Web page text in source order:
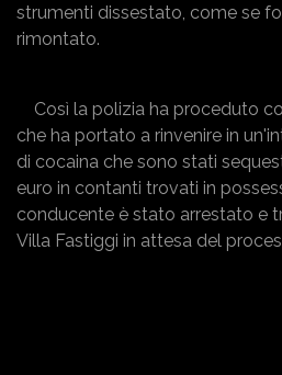
strumenti dissestato, come se
rimontato.
Così la polizia ha proceduto
che ha portato a rinvenire in
di cocaina che sono stati
euro in contanti trovati in
conducente è stato arrestato e
Villa Fastiggi in attesa del